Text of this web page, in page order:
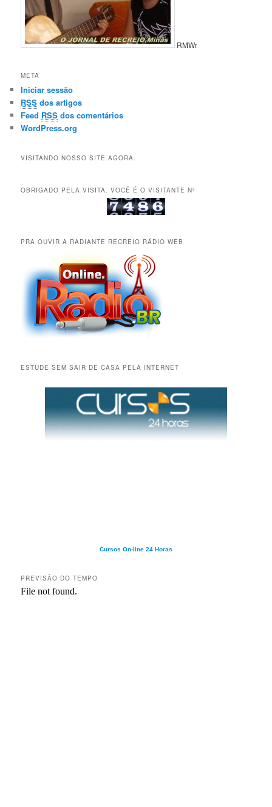
RMWr
META
Iniciar sessão
RSS dos artigos
Feed RSS dos comentários
WordPress.org
VISITANDO NOSSO SITE AGORA:
OBRIGADO PELA VISITA. VOCÊ É O VISITANTE Nº
PRA OUVIR A RADIANTE RECREIO RÁDIO WEB
ESTUDE SEM SAIR DE CASA PELA INTERNET
Cursos On-line 24 Horas
PREVISÃO DO TEMPO